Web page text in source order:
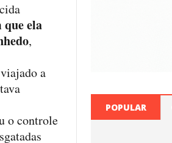
que ela
,
a
o controle
POPULAR